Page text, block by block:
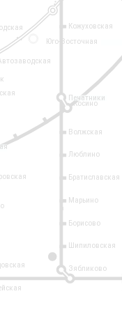
2
14
Кожуховская
Печатники
Волжская
Люблино
Братиславская
Марьино
Борисово
Шипиловская
Зябликово
Косино
Юго-Восточная